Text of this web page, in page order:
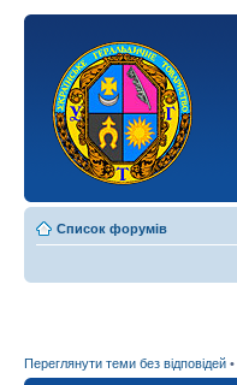
Список форумів
Переглянути теми без відповідей •